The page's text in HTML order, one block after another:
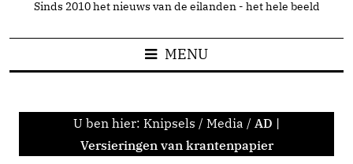
Sinds 2010 het nieuws van de eilanden - het hele beeld
MENU
U ben hier: Knipsels / Media / AD |
Versieringen van krantenpapier